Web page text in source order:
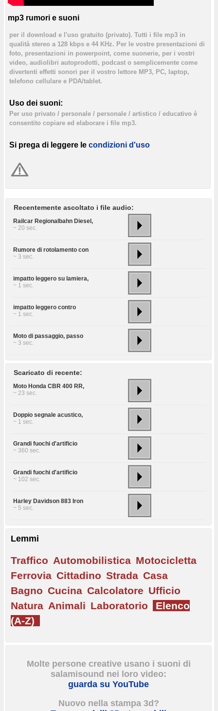
mp3 rumori e suoni
per il download e l'uso gratuito (privato). Tutti i file mp3 in
qualità stereo a 128 kbps e 44 KHz. Per le vostre presentazioni di
foto, presentazioni in powerpoint, come suonerie, per i vostri
video, audiolibri autoprodotti, podcast o semplicemente come
divertenti effetti sonori per il vostro lettore MP3, PC, laptop,
telefono cellulare e PDA/tablet.
Uso dei suoni:
Per uso privato / personale / personale / artistico / educativo è
consentito copiare ed elaborare i file mp3.
Si prega di leggere le condizioni d'uso
Recentemente ascoltato i file audio:
Railcar Regionalbahn Diesel,
~ 20 sec.
Rumore di rotolamento con
~ 3 sec.
impatto leggero su lamiera,
~ 1 sec.
impatto leggero contro
~ 1 sec.
Moto di passaggio, passo
~ 3 sec.
Scaricato di recente:
Moto Honda CBR 400 RR,
~ 23 sec.
Doppio segnale acustico,
~ 1 sec.
Grandi fuochi d'artificio
~ 360 sec.
Grandi fuochi d'artificio
~ 102 sec.
Harley Davidson 883 Iron
~ 5 sec.
Lemmi
Traffico Automobilistica Motocicletta
Ferrovia Cittadino Strada Casa
Bagno Cucina Calcolatore Ufficio
Natura Animali Laboratorio
Elenco
(A-Z)
Molte persone creative usano i suoni di
salamisound nei loro video:
guarda su YouTube
Nuovo nella stampa 3d?